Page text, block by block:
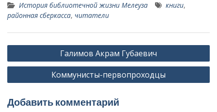
История библиотечной жизни Мелеуза книги,
районная сберкасса, читатели
Навигация
по
Галимов Акрам Губаевич
Коммунисты-первопроходцы
Добавить комментарий